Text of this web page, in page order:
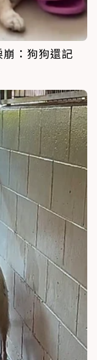
：狗狗還記